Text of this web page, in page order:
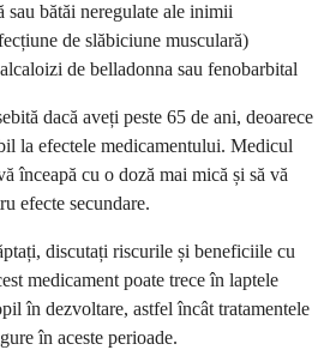
sau bătăi neregulate ale inimii
de slăbiciune musculară)
de belladonna sau fenobarbital
dacă aveți peste 65 de ani, deoarece
la efectele medicamentului. Medicul
înceapă cu o doză mai mică și să vă
efecte secundare.
discutați riscurile și beneficiile cu
medicament poate trece în laptele
în dezvoltare, astfel încât tratamentele
în aceste perioade.